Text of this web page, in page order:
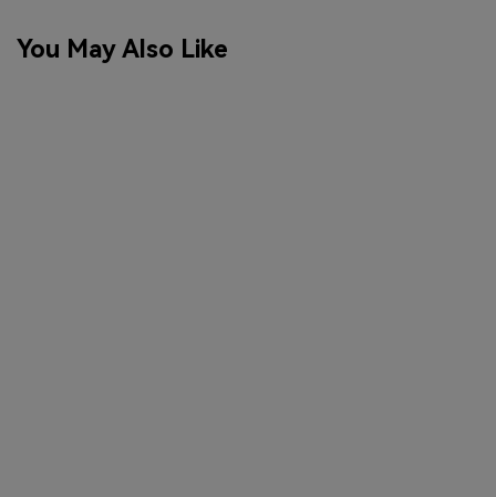
You May Also Like